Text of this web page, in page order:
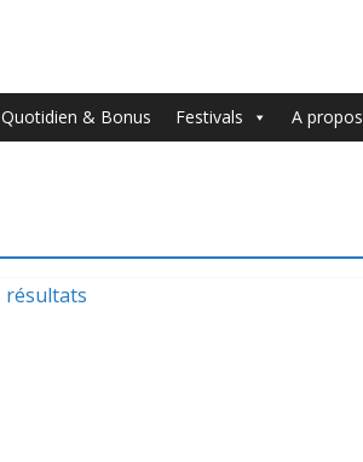
Quotidien & Bonus Festivals A propos